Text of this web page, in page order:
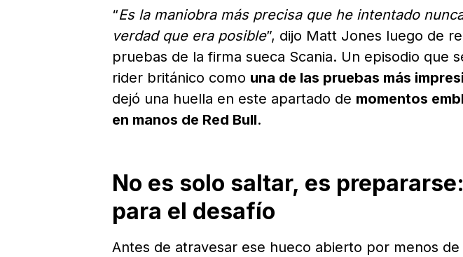
“Es la maniobra más precisa que he intentado
verdad que era posible”, dijo Matt Jones luego de
pruebas de la firma sueca Scania. Un episodio que
rider británico como una de las pruebas más
dejó una huella en este apartado de momentos
en manos de Red Bull.
No es solo saltar, es
para el desafío
Antes de atravesar ese hueco abierto por menos